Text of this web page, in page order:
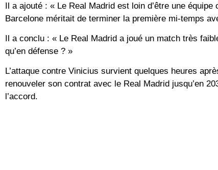
Il a ajouté : « Le Real Madrid est loin d’être une
Barcelone méritait de terminer la première mi-temps
Il a conclu : « Le Real Madrid a joué un match très
qu’en défense ? »
L’attaque contre Vinicius survient quelques heures
renouveler son contrat avec le Real Madrid jusqu’en
l’accord.